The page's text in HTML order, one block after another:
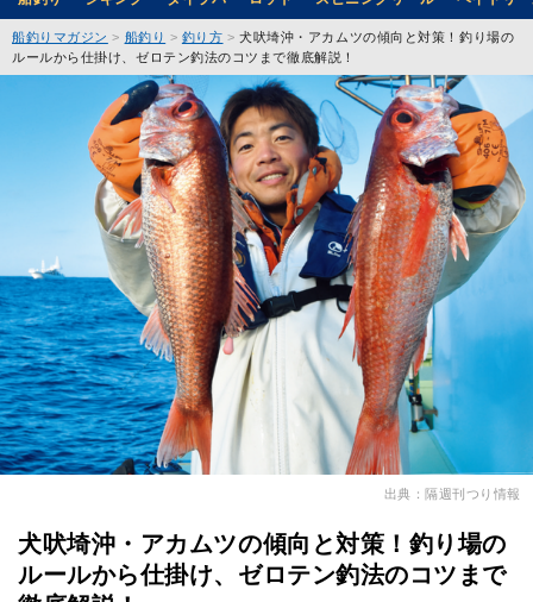
船釣りマガジン 船釣り 釣り方
犬吠埼沖・アカムツの傾向と対策！釣り場の
ルールから仕掛け、ゼロテン釣法のコツまで徹底解説！
出典：隔週刊つり情報
犬吠埼沖・アカムツの傾向と対策！釣り場の
ルールから仕掛け、ゼロテン釣法のコツまで